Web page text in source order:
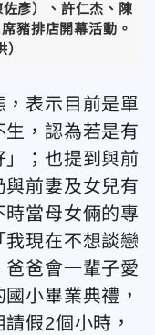
彥）、許仁杰、陳
豬排店開幕活動。
表示目前是單
，認為若是有
；也提到與前
前妻及女兒有
時當母女倆的專
現在不想談戀
爸會一輩子愛
小畢業典禮，
假2個小時，